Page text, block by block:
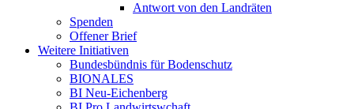
Antwort von den Landräten
Spenden
Offener Brief
Weitere Initiativen
Bundesbündnis für Bodenschutz
BIONALES
BI Neu-Eichenberg